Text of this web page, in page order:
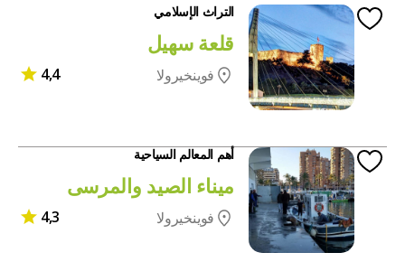
التراث الإسلامي
قلعة سهيل
فوينخيرولا 4,4
أهم المعالم السياحية
ميناء الصيد والمرسى
فوينخيرولا 4,3